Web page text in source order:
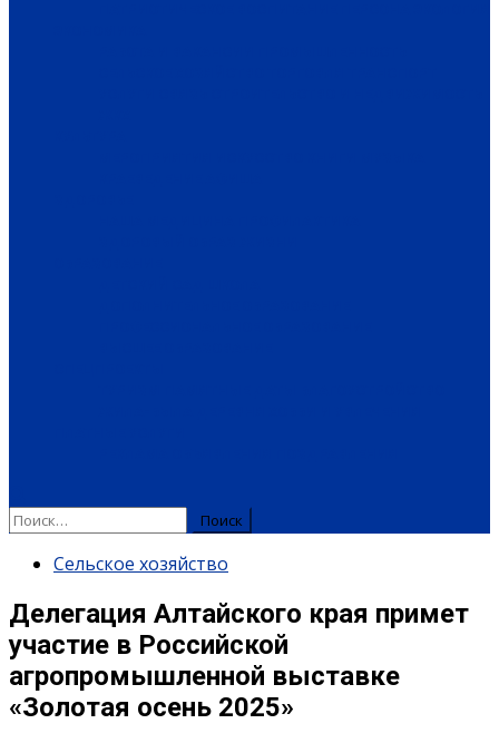
Сельское хозяйство
Делегация Алтайского края примет
участие в Российской
агропромышленной выставке
«Золотая осень 2025»